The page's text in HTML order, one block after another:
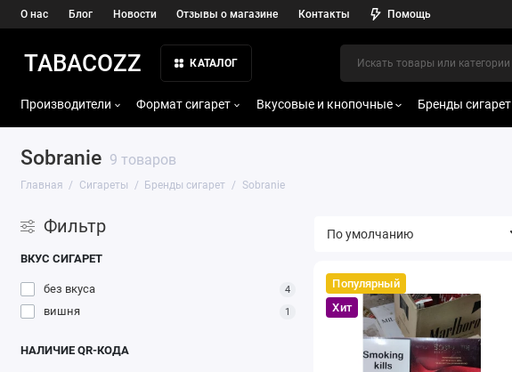
О нас Блог Новости Отзывы о магазине Контакты Помощь
TABACOZZ КАТАЛОГ
Производители Формат сигарет Вкусовые и кнопочные Бренды сигарет
Sobranie 9 товаров
Главная Сигареты Бренды сигарет Sobranie
Фильтр
ВКУС СИГАРЕТ
без вкуса 4
вишня 1
НАЛИЧИЕ QR-КОДА
Популярный
Хит